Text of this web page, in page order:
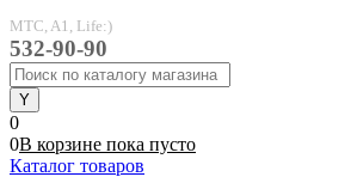
MTC, A1, Life:)
532-90-90
0
0В корзине пока пусто
Каталог товаров